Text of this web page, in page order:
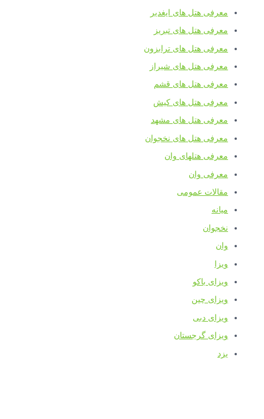
معرفی هتل های ایغدیر
معرفی هتل های تبریز
معرفی هتل های ترابزون
معرفی هتل های شیراز
معرفی هتل های قشم
معرفی هتل های کیش
معرفی هتل های مشهد
معرفی هتل های نخجوان
معرفی هتلهای وان
معرفی وان
مقالات عمومی
میانه
نخجوان
وان
ویزا
ویزای باکو
ویزای چین
ویزای دبی
ویزای گرجستان
یزد